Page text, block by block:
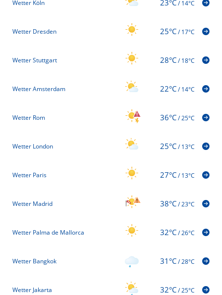
Wetter Köln 23°C/14°C
Wetter Dresden 25°C/17°C
Wetter Stuttgart 28°C/18°C
Wetter Amsterdam 22°C/14°C
Wetter Rom 36°C/25°C
Wetter London 25°C/13°C
Wetter Paris 27°C/13°C
Wetter Madrid 38°C/23°C
Wetter Palma de Mallorca 32°C/26°C
Wetter Bangkok 31°C/28°C
Wetter Jakarta 32°C/25°C